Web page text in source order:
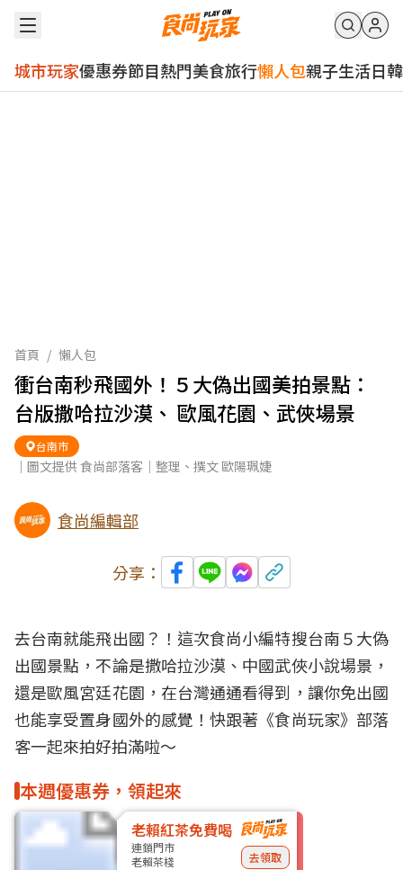
城市玩家優惠券節目熱門美食旅行懶人包親子生活日韓
首頁 / 懶人包
衝台南秒飛國外！５大偽出國美拍景點：
台版撒哈拉沙漠、 歐風花園、武俠場景
台南市
｜圖文提供 食尚部落客｜整理、撰文 歐陽珮婕
食尚編輯部
分享：
去台南就能飛出國？！這次食尚小編特搜台南５大偽
出國景點，不論是撒哈拉沙漠、中國武俠小說場景，
還是歐風宮廷花園，在台灣通通看得到，讓你免出國
也能享受置身國外的感覺！快跟著《食尚玩家》部落
客一起來拍好拍滿啦～
本週優惠券，領起來
老賴紅茶免費喝
連鎖門市
老賴茶棧
去領取